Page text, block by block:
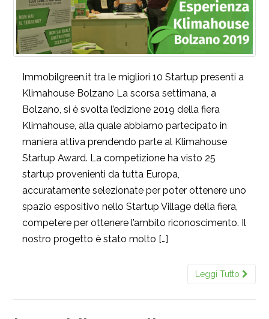
Immobilgreen.it tra le migliori 10 Startup presenti a
Klimahouse Bolzano La scorsa settimana, a
Bolzano, si è svolta l’edizione 2019 della fiera
Klimahouse, alla quale abbiamo partecipato in
maniera attiva prendendo parte al Klimahouse
Startup Award. La competizione ha visto 25
startup provenienti da tutta Europa,
accuratamente selezionate per poter ottenere uno
spazio espositivo nello Startup Village della fiera,
competere per ottenere l’ambito riconoscimento. Il
nostro progetto è stato molto […]
Leggi Tutto